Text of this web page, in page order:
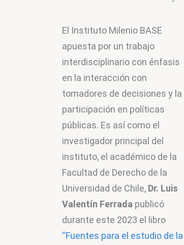
El Instituto Milenio BASE
apuesta por un trabajo
interdisciplinario con énfasis
en la interacción con
tomadores de decisiones y la
participación en políticas
públicas. Es así como el
investigador principal del
instituto, el académico de la
Facultad de Derecho de la
Universidad de Chile, Dr. Luis
Valentín Ferrada publicó
durante este 2023 el libro
“Fuentes para el estudio de la